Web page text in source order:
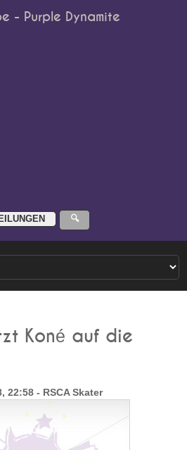
- Purple Dynamite
Koné auf die
22:58 - RSCA Skater